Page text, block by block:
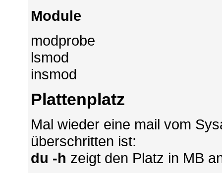
Module
modprobe
lsmod
insmod
Plattenplatz
Mal wieder eine mail vom
überschritten ist:
du -h zeigt den Platz in MB